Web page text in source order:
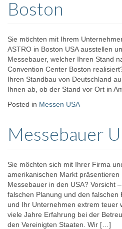
Boston
Sie möchten mit Ihrem
ASTRO in Boston USA ausstellen
Messebauer, welcher Ihren Stand
Convention Center Boston
Ihren Standbau von Deutschland
Ihnen ab, ob der Stand vor Ort in
Posted in Messen USA
Messebauer
Sie möchten sich mit Ihrer Firma
amerikanischen Markt präsentieren
Messebauer in den USA? Vorsicht
falschen Planung und den falschen
und Ihr Unternehmen extrem teuer
viele Jahre Erfahrung bei der
den Vereinigten Staaten. Wir […]